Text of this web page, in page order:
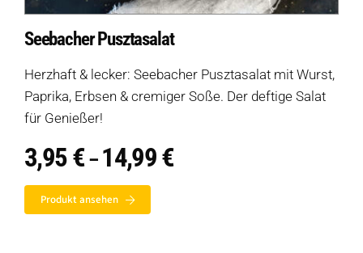
Seebacher Pusztasalat
Herzhaft & lecker: Seebacher Pusztasalat mit Wurst,
Paprika, Erbsen & cremiger Soße. Der deftige Salat
für Genießer!
3,95€ – 14,99€Preisspanne:
3,95 €
Produkt ansehen